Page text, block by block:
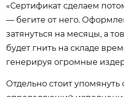
«Сертификат сделаем
— бегите от него.
затянуться на месяцы, а
будет гнить на складе
генерируя огромные
Отдельно стоит упомянуть